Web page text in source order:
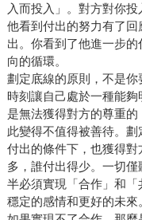
入而投入」。對方對你
他看到付出的努力有了
出。你看到了他進一步
向的循環。
劃定底線的原則，不是
時刻讓自己處於一種能
是無法獲得對方的尊重
此變得不值得被善待。
付出的條件下，也獲得
多，誰付出得少。一切
半必須實現「合作」和
穩定的感情和更好的未來